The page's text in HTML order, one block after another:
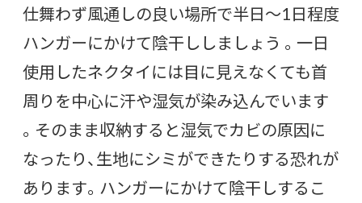
仕舞わず風通しの良い場所で半日～1日程度
ハンガーにかけて陰干ししましょう 。一日
使用したネクタイには目に見えなくても首
周りを中心に汗や湿気が染み込んでいます
。そのまま収納すると湿気でカビの原因に
なったり、生地にシミができたりする恐れが
あります。ハンガーにかけて陰干しするこ